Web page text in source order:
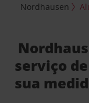
Nordhausen
serviço
sua